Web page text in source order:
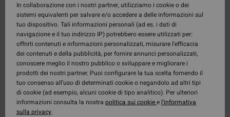
In collaborazione con i nostri partner, utilizziamo i cookie o dei
sistemi equivalenti per salvare e/o accedere a delle informazioni sul
tuo dispositivo. Tali informazioni personali (ad es. i dati di
navigazione e il tuo indirizzo IP) potrebbero essere utilizzati per:
offrirti contenuti e informazioni personalizzati, misurare l’efficacia
dei contenuti e della pubblicità, per fornire annunci personalizzati,
conoscere meglio il nostro pubblico o sviluppare e migliorare i
prodotti dei nostri partner. Puoi configurare la tua scelta fornendo il
tuo consenso all’uso di determinati cookie o negandolo ad altri tipi
di cookie (ad esempio, alcuni cookie di tipo analitico). Per ulteriori
informazioni consulta la nostra politica sui cookiee l'informativa
sulla privacy.